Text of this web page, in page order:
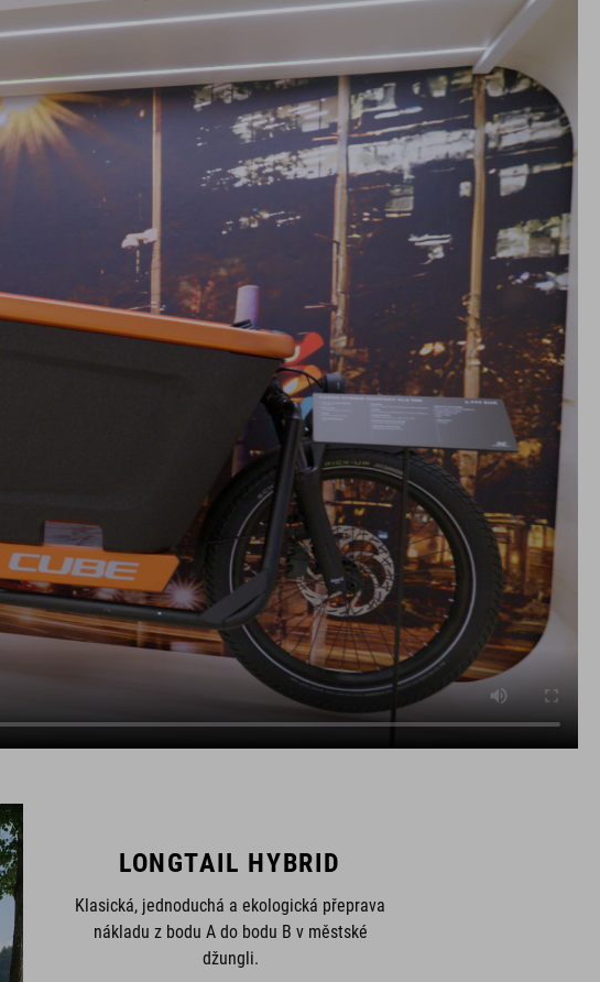
LONGTAIL HYBRID
Klasická, jednoduchá a ekologická přeprava
nákladu z bodu A do bodu B v městské
džungli.